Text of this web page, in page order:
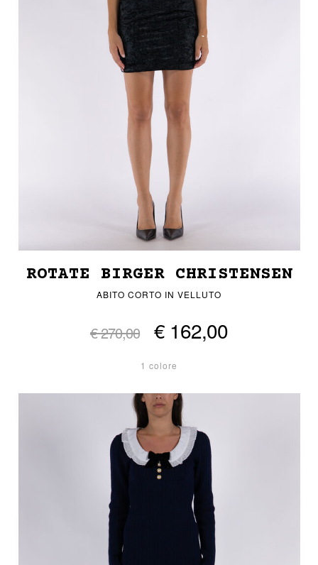
ROTATE BIRGER CHRISTENSEN
ABITO CORTO IN VELLUTO
€ 270,00 € 162,00
1 colore